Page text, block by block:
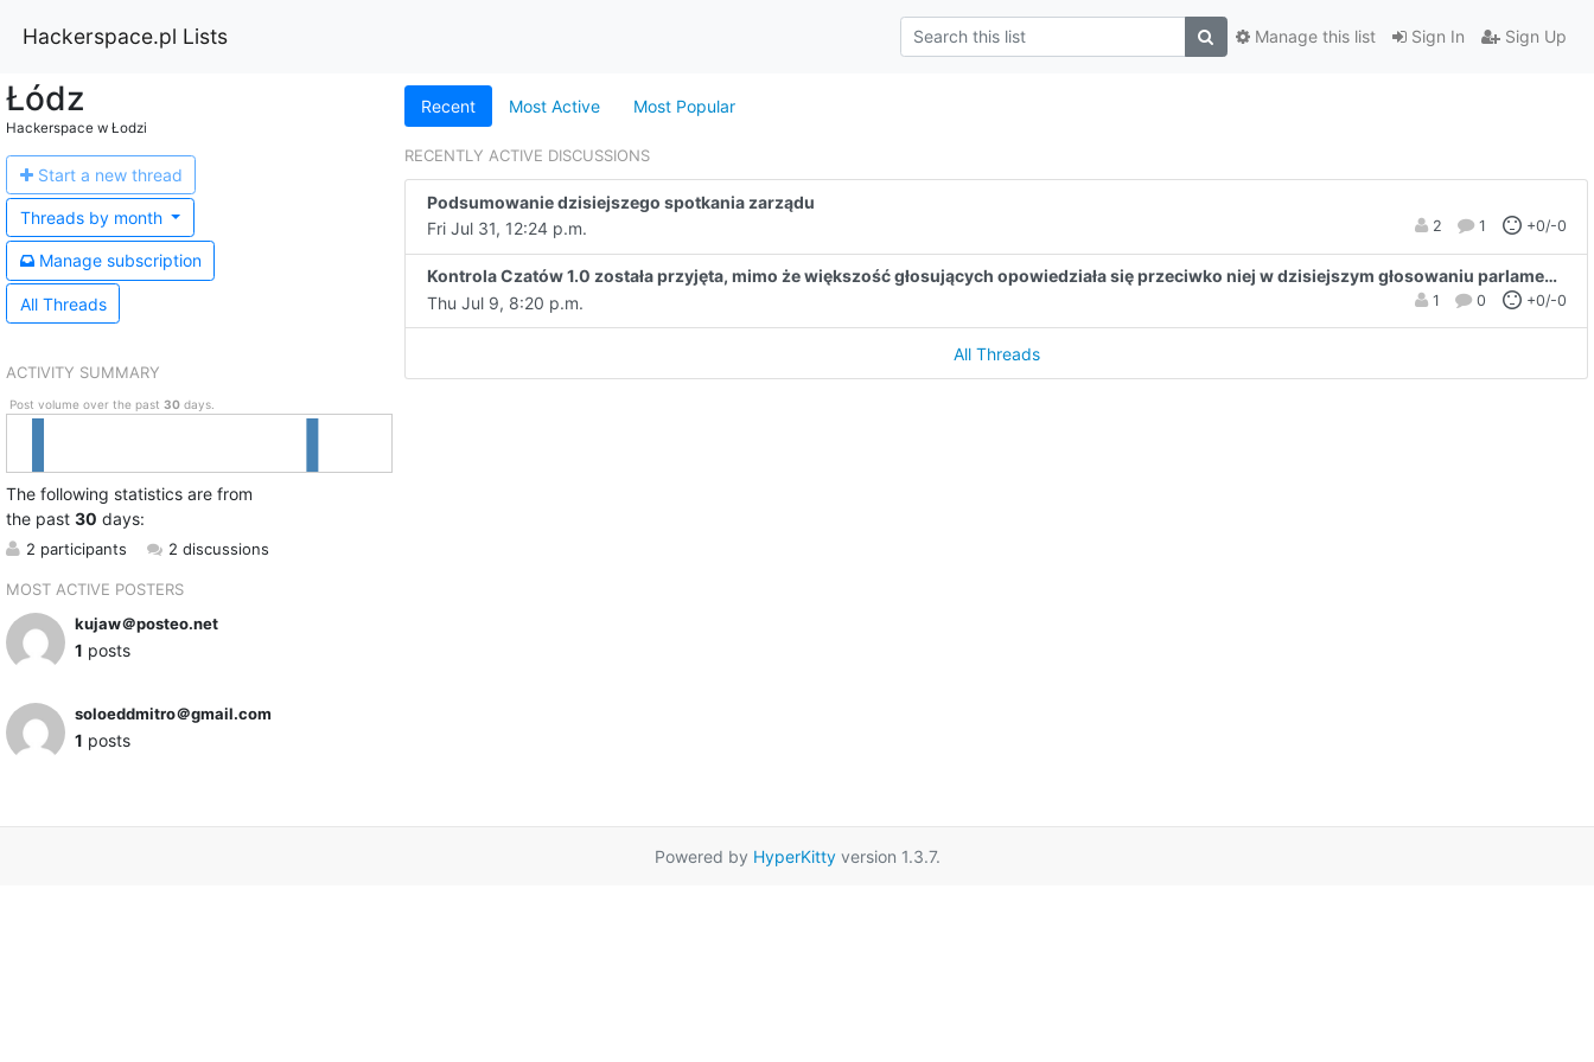
Hackerspace.pl Lists Sign In Sign Up
Manage this list
Łódz
Hackerspace w Łodzi
Start a new thread
Threads bymonth
Manage subscription
All Threads
ACTIVITY SUMMARY
Post volume over the past 30days.
The following statistics are from
the past 30 days:
2 participants 2 discussions
MOST ACTIVE POSTERS
kujaw＠posteo.net
1 posts
soloeddmitro＠gmail.com
1 posts
Recent Most Active Most Popular
RECENTLY ACTIVE DISCUSSIONS
Podsumowanie dzisiejszego spotkania zarządu
Fri Jul 31, 12:24 p.m.
2 1 +0/-0
Kontrola Czatów 1.0 została przyjęta, mimo że większość głosujących opowiedziała się przeciwko niej w dzisiejszym głosowaniu parlamentu UE
Thu Jul 9, 8:20 p.m.
1 0 +0/-0
All Threads
Powered by HyperKittyversion 1.3.7.